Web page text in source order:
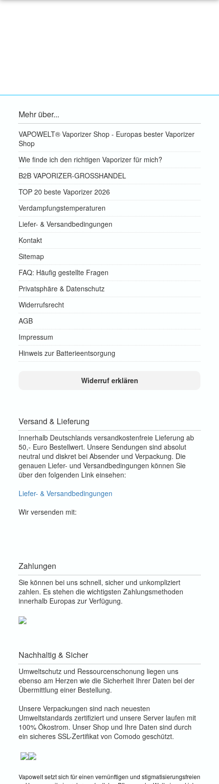
Mehr über...
VAPOWELT® Vaporizer Shop - Europas bester Vaporizer
Shop
Wie finde ich den richtigen Vaporizer für mich?
B2B VAPORIZER-GROSSHANDEL
TOP 20 beste Vaporizer 2026
Verdampfungstemperaturen
Liefer- & Versandbedingungen
Kontakt
Sitemap
FAQ: Häufig gestellte Fragen
Privatsphäre & Datenschutz
Widerrufsrecht
AGB
Impressum
Hinweis zur Batterieentsorgung
Widerruf erklären
Versand & Lieferung
Innerhalb Deutschlands versandkostenfreie Lieferung ab
50,- Euro Bestellwert. Unsere Sendungen sind absolut
neutral und diskret bei Absender und Verpackung. Die
genauen Liefer- und Versandbedingungen können Sie
über den folgenden Link einsehen:
Liefer- & Versandbedingungen
Wir versenden mit:
Zahlungen
Sie können bei uns schnell, sicher und unkompliziert
zahlen. Es stehen die wichtigsten Zahlungsmethoden
innerhalb Europas zur Verfügung.
Nachhaltig & Sicher
Umweltschutz und Ressourcenschonung liegen uns
ebenso am Herzen wie die Sicherheit Ihrer Daten bei der
Übermittlung einer Bestellung.
Unsere Verpackungen sind nach neuesten
Umweltstandards zertifiziert und unsere Server laufen mit
100% Ökostrom. Unser Shop und Ihre Daten sind durch
ein sicheres SSL-Zertifikat von Comodo geschützt.
Vapowelt setzt sich für einen vernünftigen und stigmatisierungsfreien